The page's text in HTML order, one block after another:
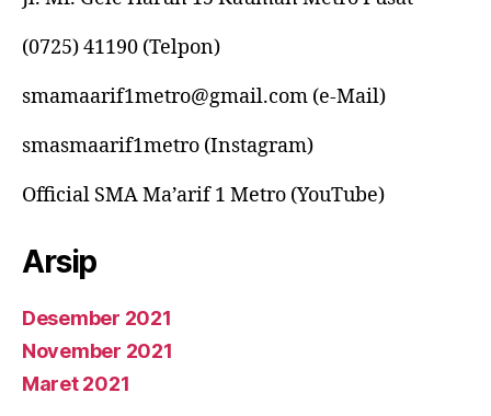
(0725) 41190 (Telpon)
smamaarif1metro@gmail.com (e-Mail)
smasmaarif1metro (Instagram)
Official SMA Ma’arif 1 Metro (YouTube)
Arsip
Desember 2021
November 2021
Maret 2021